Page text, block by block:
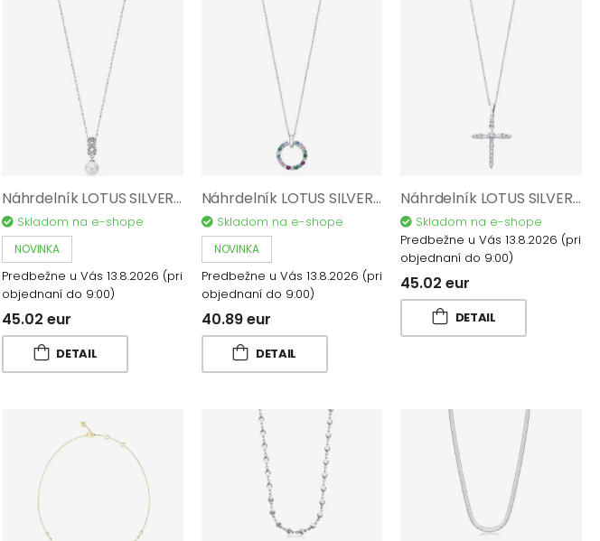
Náhrdelník LOTUS SILVER Pearls AG 925/1000 LP3479-1/1
Skladom na e-shope
NOVINKA
Predbežne u Vás 13.8.2026 (pri
objednaní do 9:00)
45.02 eur
DETAIL
Náhrdelník LOTUS SILVER Pure Essential AG 925/1000 LP3100-1/2
Skladom na e-shope
NOVINKA
Predbežne u Vás 13.8.2026 (pri
objednaní do 9:00)
40.89 eur
DETAIL
Náhrdelník LOTUS SILVER Pure Essential AG 925/1000 LP3067-1/1
Skladom na e-shope
Predbežne u Vás 13.8.2026 (pri
objednaní do 9:00)
45.02 eur
DETAIL